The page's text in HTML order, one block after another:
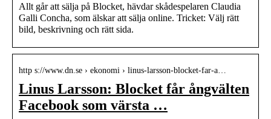
Allt går att sälja på Blocket, hävdar skådespelaren Claudia
Galli Concha, som älskar att sälja online. Tricket: Välj rätt
bild, beskrivning och rätt sida.
http s://www.dn.se › ekonomi › linus-larsson-blocket-far-a…
Linus Larsson: Blocket får ångvälten
Facebook som värsta …